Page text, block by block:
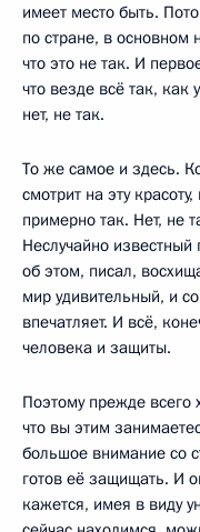
имеет место быть.
по стране, в основном
что это не так. И
что везде всё так, как
нет, не так.
То же самое и здесь.
смотрит на эту
примерно так. Нет, не
Неслучайно
об этом, писал,
мир удивительный, и
впечатляет. И всё,
человека и защиты.
Поэтому прежде всего
что вы этим
большое внимание со
готов её защищать. И
кажется, имея в виду